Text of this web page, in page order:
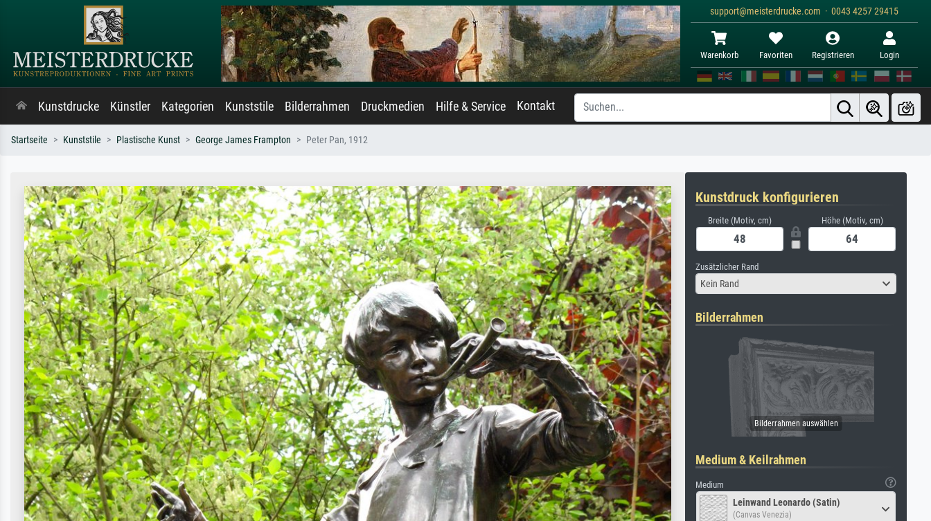
support@meisterdrucke.com · 0043 4257 29415
Warenkorb Favoriten Registrieren Login
Kunstdrucke Künstler Kategorien Kunststile Bilderrahmen Druckmedien Hilfe & Service Kontakt
Startseite Kunststile Plastische Kunst George James Frampton Peter Pan, 1912
Kunstdruck konfigurieren
Breite (Motiv, cm) Höhe (Motiv, cm)
Zusätzlicher Rand
Kein Rand
Bilderrahmen
Medium & Keilrahmen
Medium
Leinwand Leonardo (Satin)
(Canvas Venezia)